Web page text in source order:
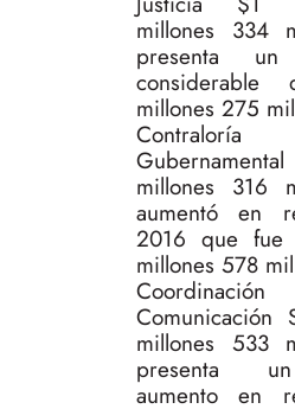
millones 334
presenta un
millones 275
Contraloría
millones 316
aumentó en
2016 que fue
millones 578
Comunicación
millones 533
presenta
aumento en